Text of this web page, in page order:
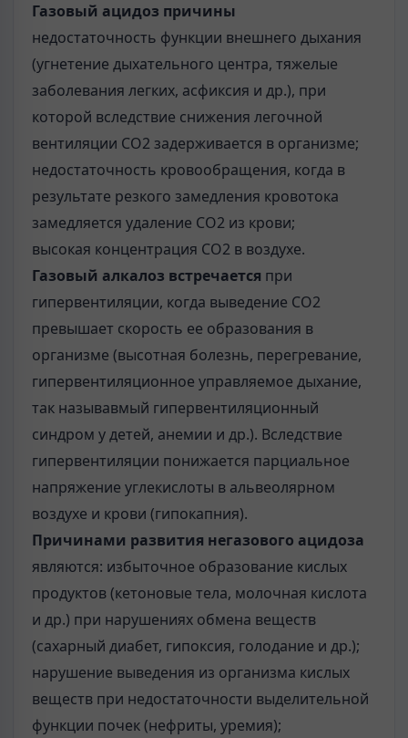
Газовый ацидоз причины
недостаточность функции внешнего дыхания
(угнетение дыхательного центра, тяжелые
заболевания легких, асфиксия и др.), при
которой вследствие снижения легочной
вентиляции СO2 задерживается в организме;
недостаточность кровообращения, когда в
результате резкого замедления кровотока
замедляется удаление СО2 из крови;
высокая концентрация СО2 в воздухе.
Газовый алкалоз встречается при
гипервентиляции, когда выведение СО2
превышает скорость ее образования в
организме (высотная болезнь, перегревание,
гипервентиляционное управляемое дыхание,
так называвмый гипервентиляционный
синдром у детей, анемии и др.). Вследствие
гипервентиляции понижается парциальное
напряжение углекислоты в альвеолярном
воздухе и крови (гипокапния).
Причинами развития негазового ацидоза
являются: избыточное образование кислых
продуктов (кетоновые тела, молочная кислота
и др.) при нарушениях обмена веществ
(сахарный диабет, гипоксия, голодание и др.);
нарушение выведения из организма кислых
веществ при недостаточности выделительной
функции почек (нефриты, уремия);